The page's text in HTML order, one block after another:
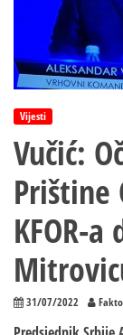
Vijesti
Vučić:
Prištine
KFOR-
31/07/2022